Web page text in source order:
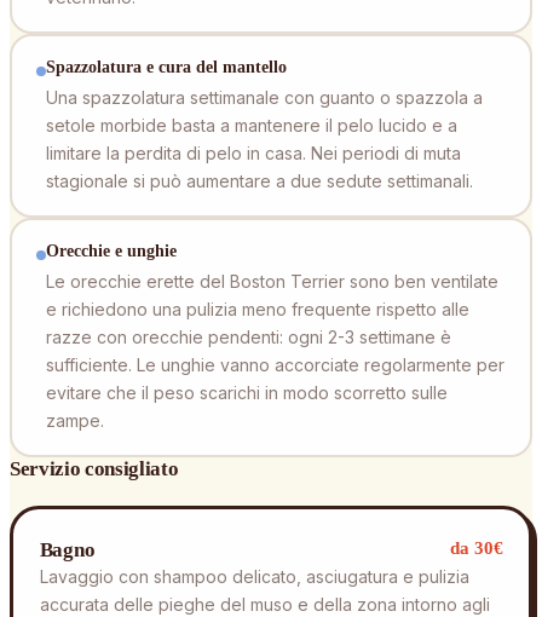
Spazzolatura e cura del mantello
Una spazzolatura settimanale con guanto o spazzola a
setole morbide basta a mantenere il pelo lucido e a
limitare la perdita di pelo in casa. Nei periodi di muta
stagionale si può aumentare a due sedute settimanali.
Orecchie e unghie
Le orecchie erette del Boston Terrier sono ben ventilate
e richiedono una pulizia meno frequente rispetto alle
razze con orecchie pendenti: ogni 2-3 settimane è
sufficiente. Le unghie vanno accorciate regolarmente per
evitare che il peso scarichi in modo scorretto sulle
zampe.
Servizio consigliato
Bagno da 30€
Lavaggio con shampoo delicato, asciugatura e pulizia
accurata delle pieghe del muso e della zona intorno agli